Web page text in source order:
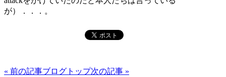
が）．．．。
« 前の記事ブログトップ次の記事 »